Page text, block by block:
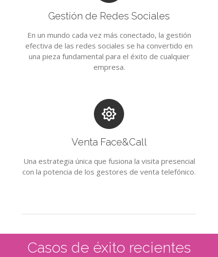
Gestión de Redes Sociales
En un mundo cada vez más conectado, la gestión
efectiva de las redes sociales se ha convertido en
una pieza fundamental para el éxito de cualquier
empresa.
Venta Face&Call
Una estrategia única que fusiona la visita presencial
con la potencia de los gestores de venta telefónico.
Casos de éxito recientes